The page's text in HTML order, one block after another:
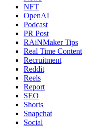
NFT
OpenAI
Podcast
PR Post
RAiNMaker Tips
Real Time Content
Recruitment
Reddit
Reels
Report
SEO
Shorts
Snapchat
Social